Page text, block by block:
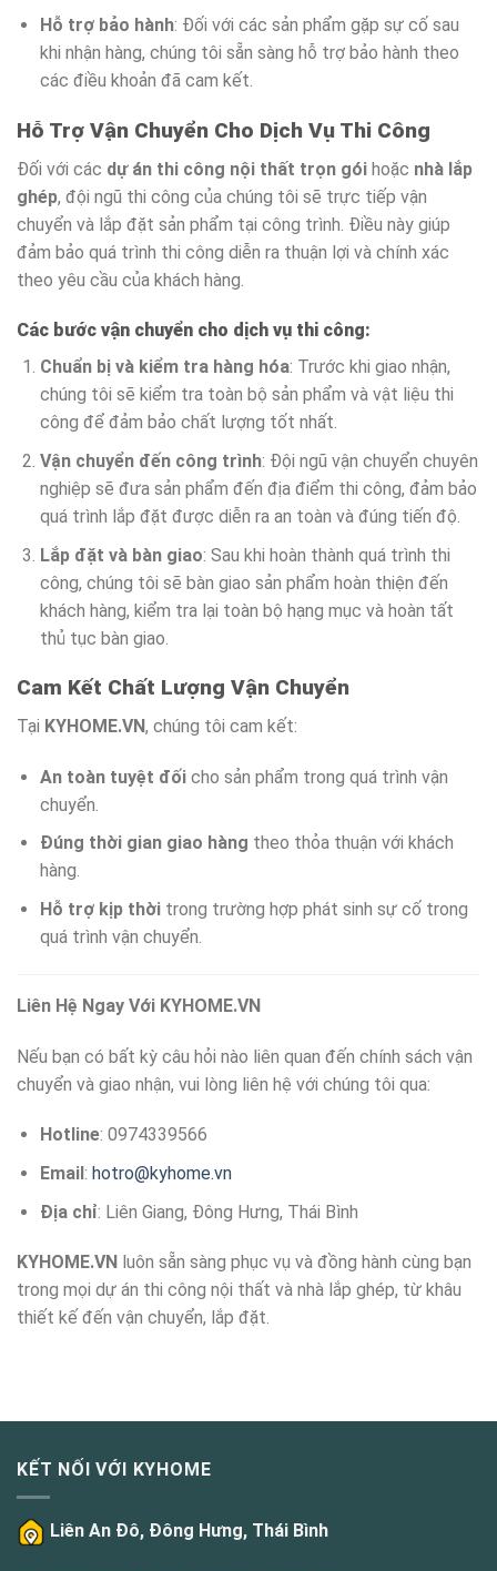
Hỗ trợ bảo hành: Đối với các sản phẩm gặp sự cố sau
khi nhận hàng, chúng tôi sẵn sàng hỗ trợ bảo hành theo
các điều khoản đã cam kết.
Hỗ Trợ Vận Chuyển Cho Dịch Vụ Thi Công
Đối với các dự án thi công nội thất trọn gói hoặc nhà lắp
ghép, đội ngũ thi công của chúng tôi sẽ trực tiếp vận
chuyển và lắp đặt sản phẩm tại công trình. Điều này giúp
đảm bảo quá trình thi công diễn ra thuận lợi và chính xác
theo yêu cầu của khách hàng.
Các bước vận chuyển cho dịch vụ thi công:
Chuẩn bị và kiểm tra hàng hóa: Trước khi giao nhận,
chúng tôi sẽ kiểm tra toàn bộ sản phẩm và vật liệu thi
công để đảm bảo chất lượng tốt nhất.
Vận chuyển đến công trình: Đội ngũ vận chuyển chuyên
nghiệp sẽ đưa sản phẩm đến địa điểm thi công, đảm bảo
quá trình lắp đặt được diễn ra an toàn và đúng tiến độ.
Lắp đặt và bàn giao: Sau khi hoàn thành quá trình thi
công, chúng tôi sẽ bàn giao sản phẩm hoàn thiện đến
khách hàng, kiểm tra lại toàn bộ hạng mục và hoàn tất
thủ tục bàn giao.
Cam Kết Chất Lượng Vận Chuyển
Tại KYHOME.VN, chúng tôi cam kết:
An toàn tuyệt đốicho sản phẩm trong quá trình vận
chuyển.
Đúng thời gian giao hàng theo thỏa thuận với khách
hàng.
Hỗ trợ kịp thờitrong trường hợp phát sinh sự cố trong
quá trình vận chuyển.
Liên Hệ Ngay Với KYHOME.VN
Nếu bạn có bất kỳ câu hỏi nào liên quan đến chính sách vận
chuyển và giao nhận, vui lòng liên hệ với chúng tôi qua:
Hotline: 0974339566
Email: hotro@kyhome.vn
Địa chỉ: Liên Giang, Đông Hưng, Thái Bình
KYHOME.VN luôn sẵn sàng phục vụ và đồng hành cùng bạn
trong mọi dự án thi công nội thất và nhà lắp ghép, từ khâu
thiết kế đến vận chuyển, lắp đặt.
KẾT NỐI VỚI KYHOME
Liên An Đô, Đông Hưng, Thái Bình